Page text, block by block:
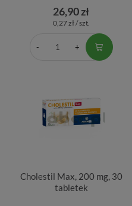
26,90 zł
0,27 zł / szt.
Cholestil Max, 200 mg, 30
tabletek